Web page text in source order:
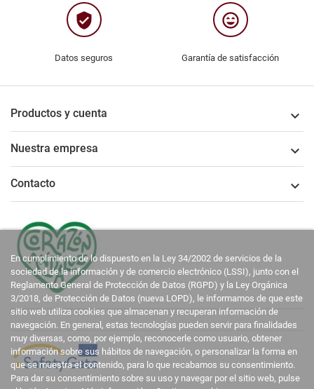
verified_user
Datos seguros
sentiment_very_satisfied
Garantía de satisfacción
Productos y cuenta 
Nuestra empresa 
Contacto 
En cumplimiento de lo dispuesto en la Ley 34/2002 de servicios de la
sociedad de la información y de comercio electrónico (LSSI), junto con el
Reglamento General de Protección de Datos (RGPD) y la Ley Orgánica
3/2018, de Protección de Datos (nueva LOPD), le informamos de que este
sitio web utiliza cookies que almacenan y recuperan información de
navegación. En general, estas tecnologías pueden servir para finalidades
muy diversas, como, por ejemplo, reconocerle como usuario, obtener
información sobre sus hábitos de navegación, o personalizar la forma en
que se muestra el contenido, para lo que recabamos su consentimiento.
Para dar su consentimiento sobre su uso y navegar por el sitio web, pulse